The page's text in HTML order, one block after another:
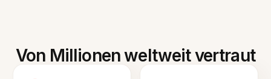
Von Millionen weltweit vertraut